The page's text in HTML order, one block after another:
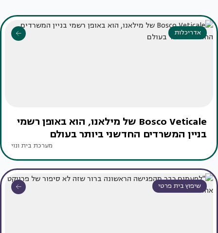
אדריכלות
Bosco Veticale של מילאנו, הוא באופן רשמי
בניין המשרדים החדשני ביותר בעולם
מערכת בית ונוי
שיפוץ בית פרטי